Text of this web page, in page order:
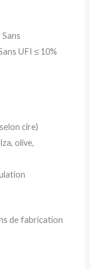
UFI ≤ 10%
cire)
olive,
de fabrication